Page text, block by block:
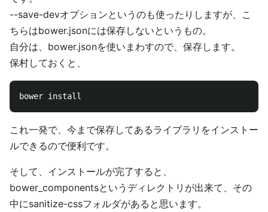
--save-devオプションというのも使ったりしますが、こ
ちらはbower.jsonには保存しないというもの。
自分は、bower.jsonを使いまわすので、保存します。
保村しておくと、
これ一発で、今まで保存してあるライブラリをインストー
ルできるので便利です。
そして、インストールが完了すると、
bower_componentsというディレクトリが出来て、その
中にsanitize-cssフォルダがあると思います。